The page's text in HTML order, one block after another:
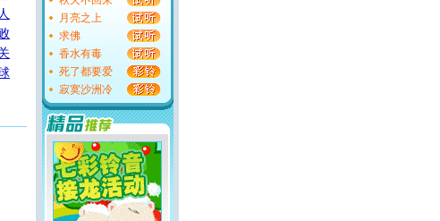
万
月亮之上
求佛
香水有毒
死了都要爱
寂寞沙洲冷